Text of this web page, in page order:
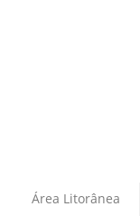
Área Litorânea